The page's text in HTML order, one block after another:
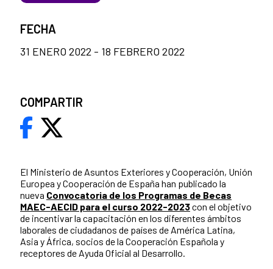
El Ministerio de Asuntos Exteriores y Cooperación, Unión
Europea y Cooperación de España han publicado la
nueva Convocatoria de los Programas de Becas
MAEC-AECID para el curso 2022-2023con el objetivo
de incentivar la capacitación en los diferentes ámbitos
laborales de ciudadanos de países de América Latina,
Asia y África, socios de la Cooperación Española y
receptores de Ayuda Oficial al Desarrollo.
FECHA
31 ENERO 2022 - 18 FEBRERO 2022
COMPARTIR